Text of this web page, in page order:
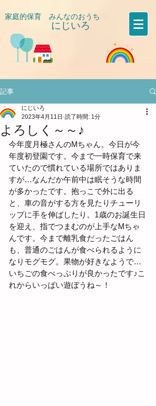
家庭的保育 みんなのおうち
にじいろ
記事
よろしく～～♪
にじいろ
2023年4月11日 読了時間: 1分
今年度月極さんのMちゃん。今日が今
年度初登園です。今まで一時保育で来
ていたので慣れている場所ではありま
すが…なんだか午前中は眠そうな時間
が多かったです。抱っこで外に出る
と、車の音がする方を見たりチューリ
ップに手を伸ばしたり。1歳のお誕生日
を迎え、指でつまむのが上手なMちゃ
んです。今まで離乳食だったごはん
も、普通のごはんが食べられるように
なりモグモグ。果物が好きなようで…
いちごの食べっぷりが良かったです♪こ
れからいっぱい遊ぼうね～！